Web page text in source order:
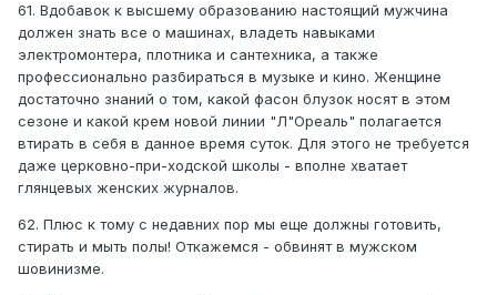
61. Вдобавок к высшему образованию настоящий мужчина
должен знать все о машинах, владеть навыками
электромонтера, плотника и сантехника, а также
профессионально разбираться в музыке и кино. Женщине
достаточно знаний о том, какой фасон блузок носят в этом
сезоне и какой крем новой линии "Л"Ореаль" полагается
втирать в себя в данное время суток. Для этого не требуется
даже церковно-при-ходской школы - вполне хватает
глянцевых женских журналов.
62. Плюс к тому с недавних пор мы еще должны готовить,
стирать и мыть полы! Откажемся - обвинят в мужском
шовинизме.